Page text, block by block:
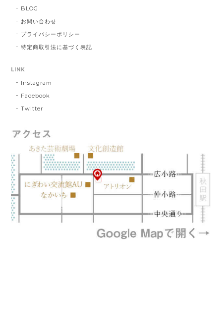
BLOG
お問い合わせ
プライバシーポリシー
特定商取引法に基づく表記
LINK
Instagram
Facebook
Twitter